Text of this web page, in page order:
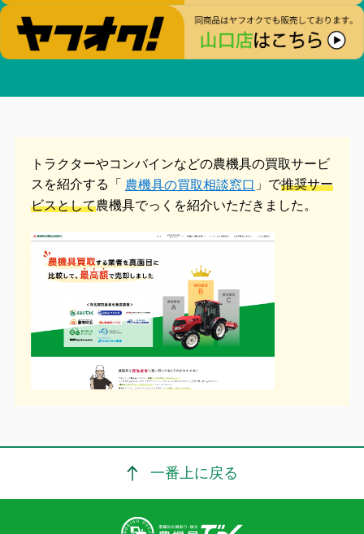
トラクターやコンバインなどの農機具の買取サービ
スを紹介する「 農機具の買取相談窓口 」で推奨サー
ビスとして農機具でっくを紹介いただきました。
一番上に戻る